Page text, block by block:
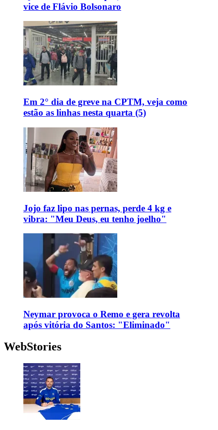
vice de Flávio Bolsonaro
Em 2° dia de greve na CPTM, veja como
estão as linhas nesta quarta (5)
Jojo faz lipo nas pernas, perde 4 kg e
vibra: "Meu Deus, eu tenho joelho"
Neymar provoca o Remo e gera revolta
após vitória do Santos: "Eliminado"
WebStories